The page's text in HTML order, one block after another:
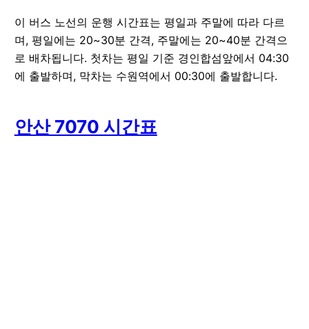
이 버스 노선의 운행 시간표는 평일과 주말에 따라 다르
며, 평일에는 20~30분 간격, 주말에는 20~40분 간격으
로 배차됩니다. 첫차는 평일 기준 경인합섬앞에서 04:30
에 출발하며, 막차는 수원역에서 00:30에 출발합니다.
안산 7070 시간표